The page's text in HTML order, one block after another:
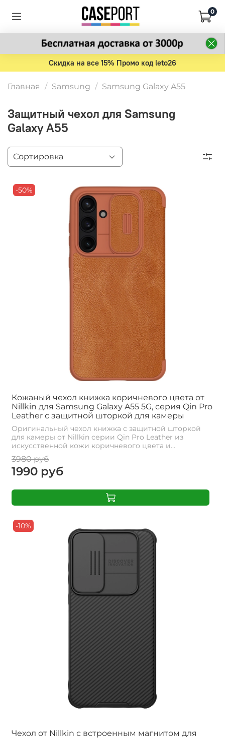
0
Скидка на все 15% Промо код leto26
Главная Samsung Samsung Galaxy A55
Защитный чехол для Samsung
Galaxy A55
-50%
Кожаный чехол книжка коричневого цвета от
Nillkin для Samsung Galaxy A55 5G, серия Qin Pro
Leather с защитной шторкой для камеры
Оригинальный чехол книжка с защитной шторкой
для камеры от Nillkin серии Qin Pro Leather из
искусственной кожи коричневого цвета и...
3980 руб
1990 руб
-10%
Чехол от Nillkin с встроенным магнитом для